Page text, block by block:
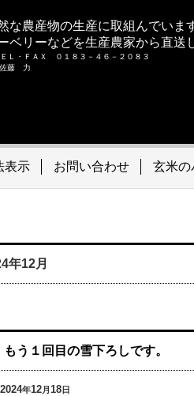
農産物の生産に取組んでいま
リーなどを生産農家から直送
Ｌ・ＦＡＸ ０１８３－４６－２０８３
佐藤 力
表示 お問い合わせ 玄米の
年12月
もう１回目の雪下ろしです。
2024年12月18日